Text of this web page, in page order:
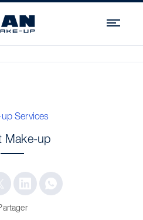
up Services
Make-up